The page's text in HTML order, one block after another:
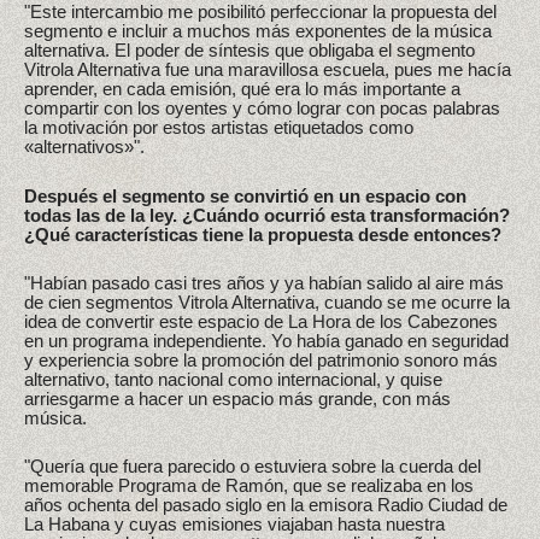
"Este intercambio me posibilitó perfeccionar la propuesta del
segmento e incluir a muchos más exponentes de la música
alternativa. El poder de síntesis que obligaba el segmento
Vitrola Alternativa fue una maravillosa escuela, pues me hacía
aprender, en cada emisión, qué era lo más importante a
compartir con los oyentes y cómo lograr con pocas palabras
la motivación por estos artistas etiquetados como
«alternativos»".
Después el segmento se convirtió en un espacio con
todas las de la ley. ¿Cuándo ocurrió esta transformación?
¿Qué características tiene la propuesta desde entonces?
"Habían pasado casi tres años y ya habían salido al aire más
de cien segmentos Vitrola Alternativa, cuando se me ocurre la
idea de convertir este espacio de La Hora de los Cabezones
en un programa independiente. Yo había ganado en seguridad
y experiencia sobre la promoción del patrimonio sonoro más
alternativo, tanto nacional como internacional, y quise
arriesgarme a hacer un espacio más grande, con más
música.
"Quería que fuera parecido o estuviera sobre la cuerda del
memorable Programa de Ramón, que se realizaba en los
años ochenta del pasado siglo en la emisora Radio Ciudad de
La Habana y cuyas emisiones viajaban hasta nuestra